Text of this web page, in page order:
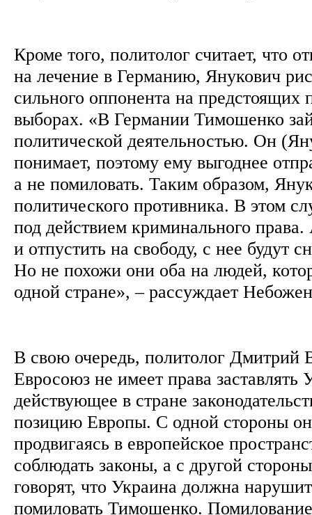
Кроме того, политолог считает, что
на лечение в Германию, Янукович
сильного оппонента на предстоящих
выборах. «В Германии Тимошенко
политической деятельностью. Он
понимает, поэтому ему выгоднее
а не помиловать. Таким образом,
политического противника. В этом
под действием криминального
и отпустить на свободу, с нее будут
Но не похожи они оба на людей,
одной стране», – рассуждает
В свою очередь, политолог Дмитрий
Евросоюз не имеет права заставлять
действующее в стране
позицию Европы. С одной стороны
продвигаясь в европейское
соблюдать законы, а с другой
говорят, что Украина должна
помиловать Тимошенко.